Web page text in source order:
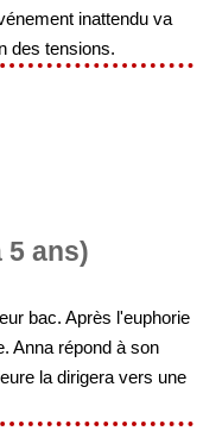
inattendu va
des tensions.
5 ans)
bac. Après l'euphorie
Anna répond à son
la dirigera vers une